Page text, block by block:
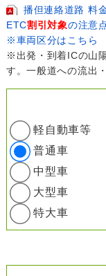
播但連絡道路 料
ETC割引対象の注意
※車両区分はこちら
※出発・到着ICの山
す。一般道への流出
軽自動車等
普通車
中型車
大型車
特大車